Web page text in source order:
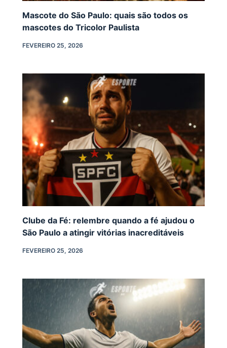
Mascote do São Paulo: quais são todos os
mascotes do Tricolor Paulista
FEVEREIRO 25, 2026
Clube da Fé: relembre quando a fé ajudou o
São Paulo a atingir vitórias inacreditáveis
FEVEREIRO 25, 2026